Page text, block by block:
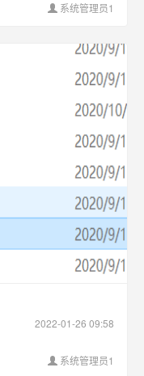
系统管理员1
2022-01-26 09:58
系统管理员1